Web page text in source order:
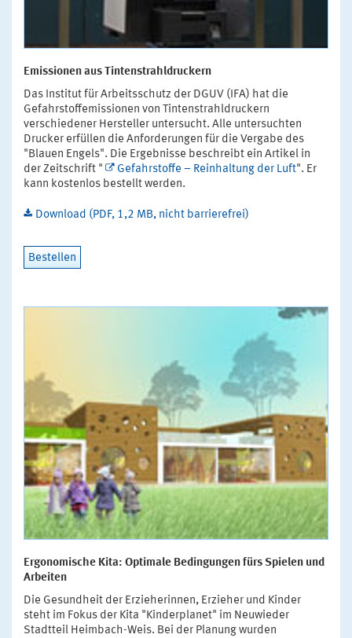
Emissionen aus Tintenstrahldruckern
Das Institut für Arbeitsschutz der DGUV (IFA) hat die
Gefahrstoffemissionen von Tintenstrahldruckern
verschiedener Hersteller untersucht. Alle untersuchten
Drucker erfüllen die Anforderungen für die Vergabe des
"Blauen Engels". Die Ergebnisse beschreibt ein Artikel in
der Zeitschrift "
Gefahrstoffe – Reinhaltung der Luft". Er
kann kostenlos bestellt werden.
Download (PDF, 1,2 MB, nicht barrierefrei)
Bestellen
Ergonomische Kita: Optimale Bedingungen fürs Spielen und
Arbeiten
Die Gesundheit der Erzieherinnen, Erzieher und Kinder
steht im Fokus der Kita "Kinderplanet" im Neuwieder
Stadtteil Heimbach-Weis. Bei der Planung wurden